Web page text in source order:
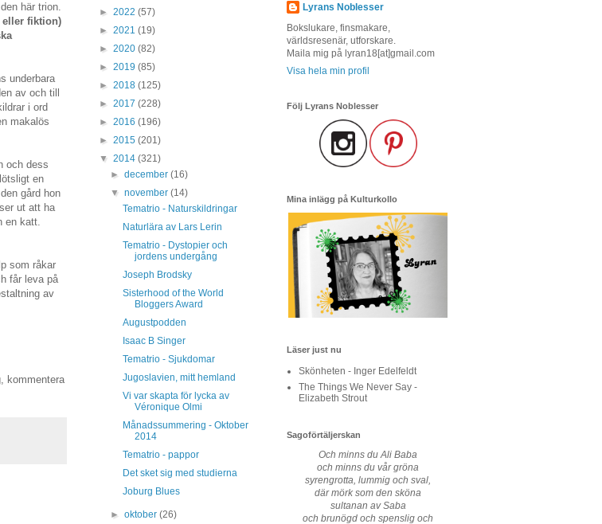
här trion.
eller fiktion)
underbara
av och till
i ord
makalös
och dess
en
gård hon
ut att ha
en katt.
som råkar
får leva på
av
kommentera
► 2022 (57)
► 2021 (19)
► 2020 (82)
► 2019 (85)
► 2018 (125)
► 2017 (228)
► 2016 (196)
► 2015 (201)
▼ 2014 (321)
►december(16)
▼november(14)
Tematrio - Naturskildringar
Naturlära av Lars Lerin
Tematrio - Dystopier och
jordens undergång
Joseph Brodsky
Sisterhood of the World
Bloggers Award
Augustpodden
Isaac B Singer
Tematrio - Sjukdomar
Jugoslavien, mitt hemland
Vi var skapta för lycka av
Véronique Olmi
Månadssummering - Oktober
2014
Tematrio - pappor
Det sket sig med studierna
Joburg Blues
►oktober(26)
Lyrans Noblesser
Bokslukare, finsmakare,
världsresenär, utforskare.
Maila mig på lyran18[at]gmail.com
Visa hela min profil
Följ Lyrans Noblesser
Mina inlägg på Kulturkollo
Läser just nu
Skönheten - Inger Edelfeldt
The Things We Never Say -
Elizabeth Strout
Sagoförtäljerskan
Och minns du Ali Baba
och minns du vår gröna
syrengrotta, lummig och sval,
där mörk som den sköna
sultanan av Saba
och brunögd och spenslig och